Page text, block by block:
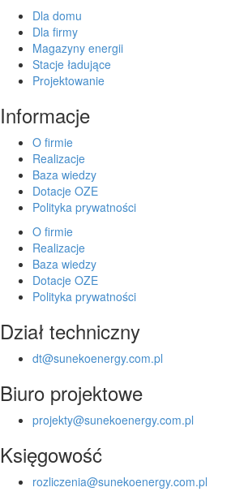
Dla domu
Dla firmy
Magazyny energii
Stacje ładujące
Projektowanie
Informacje
O firmie
Realizacje
Baza wiedzy
Dotacje OZE
Polityka prywatności
O firmie
Realizacje
Baza wiedzy
Dotacje OZE
Polityka prywatności
Dział techniczny
dt@sunekoenergy.com.pl
Biuro projektowe
projekty@sunekoenergy.com.pl
Księgowość
rozliczenia@sunekoenergy.com.pl